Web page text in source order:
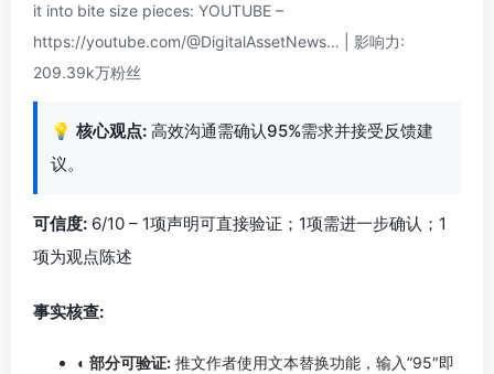
it into bite size pieces: YOUTUBE –
https://youtube.com/@DigitalAssetNews… | 影响力:
209.39k万粉丝
💡 核心观点: 高效沟通需确认95%需求并接受反馈建
议。
可信度: 6/10 – 1项声明可直接验证；1项需进一步确认；1
项为观点陈述
事实核查:
◐ 部分可验证: 推文作者使用文本替换功能，输入”95″即